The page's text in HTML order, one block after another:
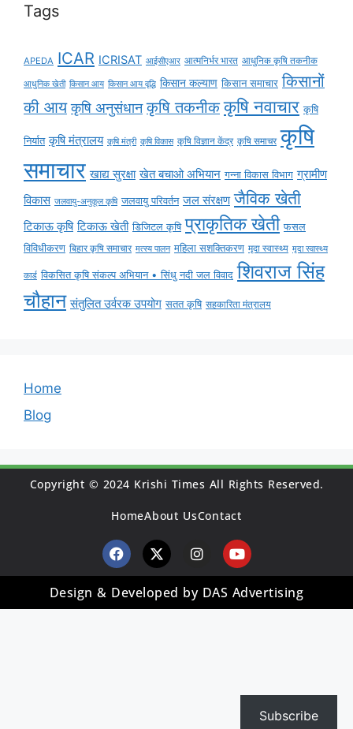
Tags
APEDA ICAR ICRISAT आईसीएआर आत्मनिर्भर भारत आधुनिक कृषि तकनीक
आधुनिक खेती किसान आय किसान आय वृद्धि किसान कल्याण किसान समाचार किसानों
की आय कृषि अनुसंधान कृषि तकनीक कृषि नवाचार कृषि
निर्यात कृषि मंत्रालय कृषि मंत्री कृषि विकास कृषि विज्ञान केंद्र कृषि समाचर कृषि
समाचार खाद्य सुरक्षा खेत बचाओ अभियान गन्ना विकास विभाग ग्रामीण
विकास जलवायु-अनुकूल कृषि जलवायु परिवर्तन जल संरक्षण जैविक खेती
टिकाऊ कृषि टिकाऊ खेती डिजिटल कृषि प्राकृतिक खेती फसल
विविधीकरण बिहार कृषि समाचार मत्स्य पालन महिला सशक्तिकरण मृदा स्वास्थ्य मृदा स्वास्थ्य
कार्ड विकसित कृषि संकल्प अभियान • सिंधु नदी जल विवाद शिवराज सिंह
चौहान संतुलित उर्वरक उपयोग सतत कृषि सहकारिता मंत्रालय
Home
Blog
Copyright © 2024 Krishi Times All Rights Reserved.
HomeAbout UsContact
Design & Developed by DAS Advertising
Subscribe